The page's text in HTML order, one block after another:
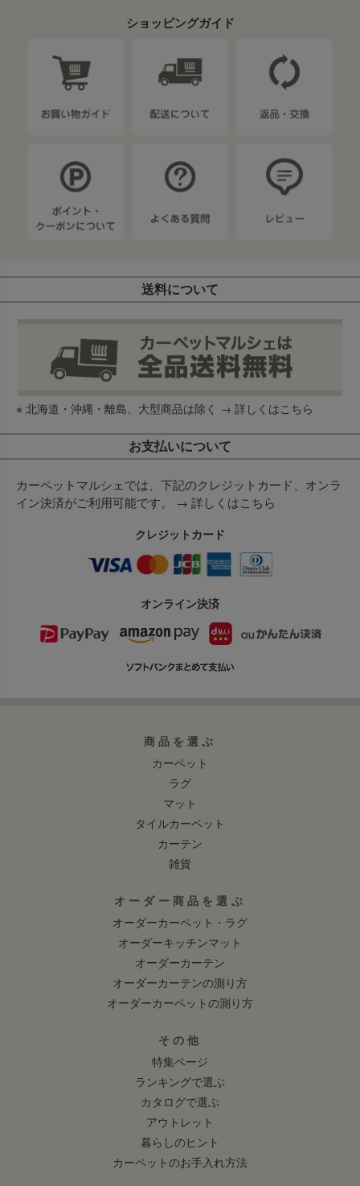
ショッピングガイド
送料について
※ 北海道・沖縄・離島、大型商品は除く → 詳しくはこちら
お支払いについて
カーペットマルシェでは、下記のクレジットカード、オンラ
イン決済がご利用可能です。 → 詳しくはこちら
クレジットカード
オンライン決済
商品を選ぶ
カーペット
ラグ
マット
タイルカーペット
カーテン
雑貨
オーダー商品を選ぶ
オーダーカーペット・ラグ
オーダーキッチンマット
オーダーカーテン
オーダーカーテンの測り方
オーダーカーペットの測り方
その他
特集ページ
ランキングで選ぶ
カタログで選ぶ
アウトレット
暮らしのヒント
カーペットのお手入れ方法